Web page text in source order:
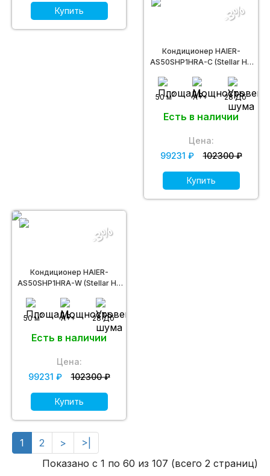
Купить
Кондиционер HAIER-
AS50SHP1HRA-C (Stellar HP
50 м2 A++ 28 Дб
Есть в наличии
-3%
Цена:
99231 ₽
102300 ₽
Купить
Кондиционер HAIER-
AS50SHP1HRA-W (Stellar HP
50 м2 A++ 28 Дб
Есть в наличии
-3%
Цена:
99231 ₽
102300 ₽
Купить
1 2 >
>|
Показано с 1 по 60 из 107 (всего 2 страниц)